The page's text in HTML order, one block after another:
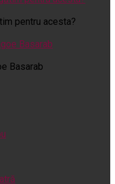
pentru acesta?
Basarab